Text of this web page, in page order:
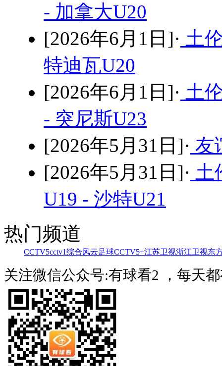
- 加拿大U20
[2026年6月1日]· 土
特迪瓦U20
[2026年6月1日]· 土
- 突尼斯U23
[2026年5月31日]· 友
[2026年5月31日]· 土
U19 - 沙特U21
热门频道
CCTV5cctv1综合风云足球CCTV5+江苏卫视浙江卫视东
关注微信公众号:有球看2 ，每天